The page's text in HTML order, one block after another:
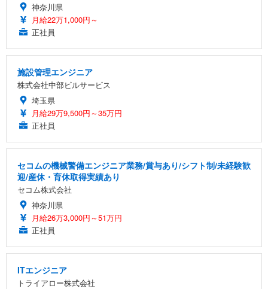
神奈川県
月給22万1,000円～
正社員
施設管理エンジニア
株式会社中部ビルサービス
埼玉県
月給29万9,500円～35万円
正社員
セコムの機械警備エンジニア業務/賞与あり/シフト制/未経験歓
迎/産休・育休取得実績あり
セコム株式会社
神奈川県
月給26万3,000円～51万円
正社員
ITエンジニア
トライアロー株式会社